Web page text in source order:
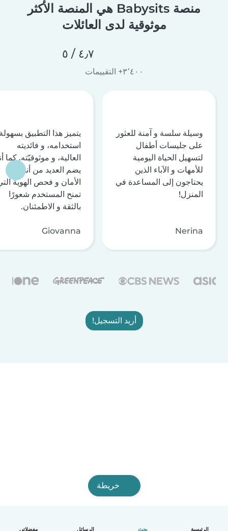
الرئيسية بحث الرسائل مفضلاتي
منصة Babysits هي المنصة الأكثر
موثوقية لدى العائلات
٤٫٧ / ٥
٣٬٤٠٠+ التقييمات
وسيلة سلسة و آمنة للعثور
على جليسات أطفال
لتسهيل الحياة اليومية
للأمهات و الآباء الذين
يحتاجون إلى المساعدة في
المنزل!
Nerina
يتميز هذا التطبيق
استخدامه، و فائديته
العالية، و موثوقيّته. كما
يضم العديد من أنظمة
الأمان و فحص الهوية
تمنح المستخدم شعورًا
بالثقة و الاطمئنان.
Giovanna
أريد التسجيل!
خريطة